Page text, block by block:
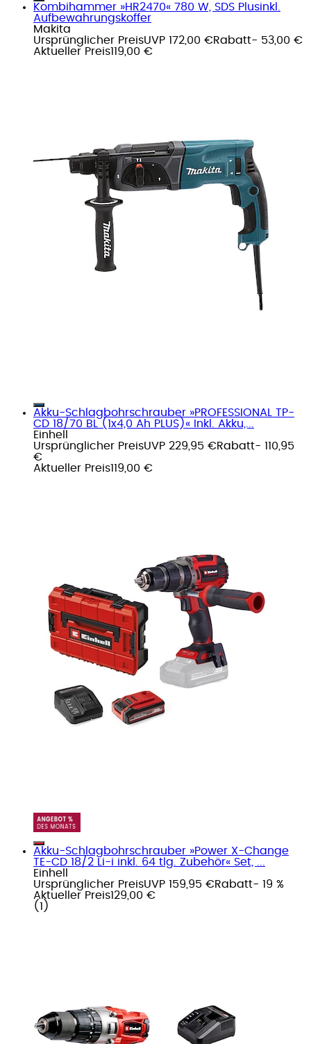
Kombihammer »HR2470« 780 W, SDS Plusinkl.
Aufbewahrungskoffer
Makita
Ursprünglicher PreisUVP 172,00 €Rabatt- 53,00 €
Aktueller Preis119,00 €
Akku-Schlagbohrschrauber »PROFESSIONAL TP-
CD 18/70 BL (1x4,0 Ah PLUS)« Inkl. Akku,...
Einhell
Ursprünglicher PreisUVP 229,95 €Rabatt- 110,95
€
Aktueller Preis119,00 €
Akku-Schlagbohrschrauber »Power X-Change
TE-CD 18/2 Li-i inkl. 64 tlg. Zubehör« Set, ...
Einhell
Ursprünglicher PreisUVP 159,95 €Rabatt- 19 %
Aktueller Preis129,00 €
( 1 )